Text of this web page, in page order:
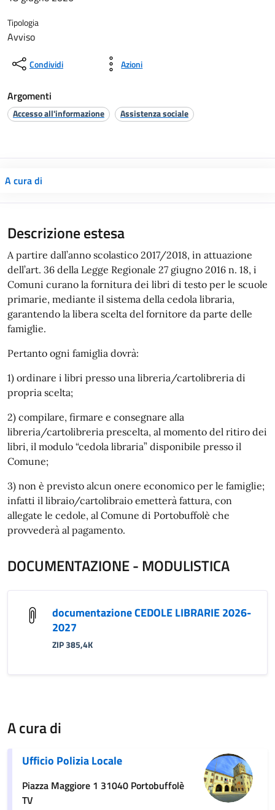
Tipologia
Avviso
Condividi Azioni
Argomenti
Accesso all'informazione Assistenza sociale
A cura di
Descrizione estesa
A partire dall’anno scolastico 2017/2018, in attuazione
dell’art. 36 della Legge Regionale 27 giugno 2016 n. 18, i
Comuni curano la fornitura dei libri di testo per le scuole
primarie, mediante il sistema della cedola libraria,
garantendo la libera scelta del fornitore da parte delle
famiglie.
Pertanto ogni famiglia dovrà:
1) ordinare i libri presso una libreria/cartolibreria di
propria scelta;
2) compilare, firmare e consegnare alla
libreria/cartolibreria prescelta, al momento del ritiro dei
libri, il modulo “cedola libraria” disponibile presso il
Comune;
3) non è previsto alcun onere economico per le famiglie;
infatti il libraio/cartolibraio emetterà fattura, con
allegate le cedole, al Comune di Portobuffolè che
provvederà al pagamento.
DOCUMENTAZIONE - MODULISTICA
documentazione CEDOLE LIBRARIE 2026-
2027
ZIP 385,4K
A cura di
Ufficio Polizia Locale
Piazza Maggiore 1 31040 Portobuffolè
TV